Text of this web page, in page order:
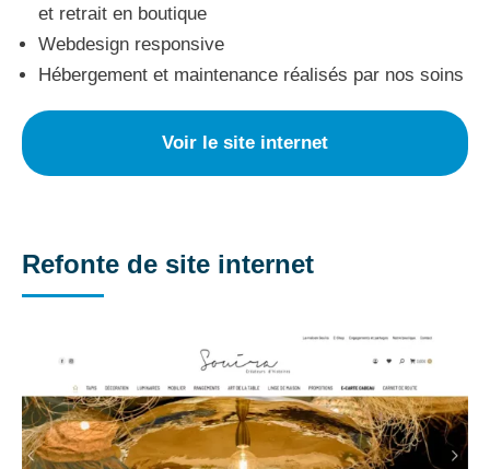
et retrait en boutique
Webdesign responsive
Hébergement et maintenance réalisés par nos soins
Voir le site internet
Refonte de site internet